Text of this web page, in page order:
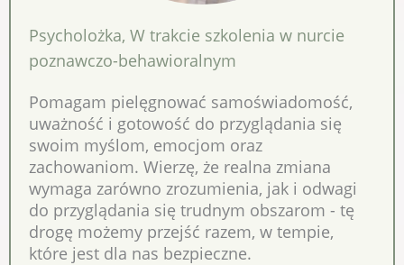
Psycholożka, W trakcie szkolenia w nurcie
poznawczo-behawioralnym
Pomagam pielęgnować samoświadomość,
uważność i gotowość do przyglądania się
swoim myślom, emocjom oraz
zachowaniom. Wierzę, że realna zmiana
wymaga zarówno zrozumienia, jak i odwagi
do przyglądania się trudnym obszarom - tę
drogę możemy przejść razem, w tempie,
które jest dla nas bezpieczne.